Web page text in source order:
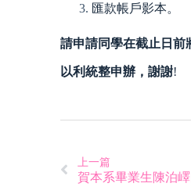
匯款帳戶影本。
請申請同學在截止日前
以利統整申辦，謝謝!
上一篇